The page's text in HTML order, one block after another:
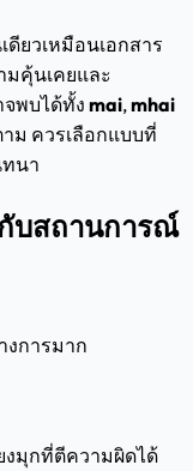
ยวเหมือนเอกสาร
มคุ้นเคยและ
จพบได้ทั้ง mai,mhai
ม ควรเลือกแบบที่
ทนา
บสถานการณ์
งการมาก
งมุกที่ตีความผิดได้